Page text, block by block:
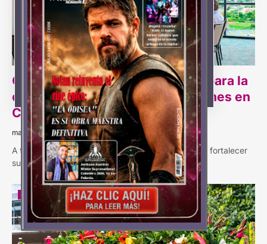
Colombia, mercado estratégico para la
expansión del turismo de reuniones en
Costa Rica
martes, agosto 04, 2026
A través de Pura Vida Meetings, Costa Rica busca fortalecer
su posicionamiento en Colombia con u…